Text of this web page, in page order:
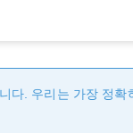
다. 우리는 가장 정